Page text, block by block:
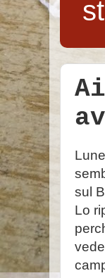
sul
Lo